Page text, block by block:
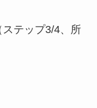
テップ3/4、所